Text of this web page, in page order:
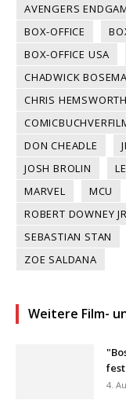
AVENGERS
BOX-OFFICE
BOX-OFFICE USA
CHADWICK
CHRIS HEMSWORTH
DON CHEADLE
JOSH BROLIN
MARVEL
MCU
ROBERT DOWNEY
SEBASTIAN STAN
ZOE SALDANA
Weitere Film-
fest
4.